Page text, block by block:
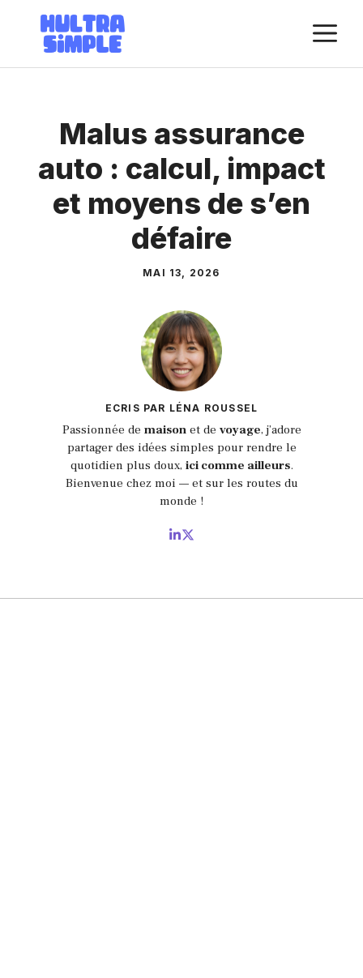
contenu
Malus assurance
auto : calcul, impact
et moyens de s’en
défaire
MAI 13, 2026
ECRIS PAR LÉNA ROUSSEL
Passionnée de maisonet de voyage, j’adore
partager des idées simples pour rendre le
quotidien plus doux, ici comme ailleurs.
Bienvenue chez moi — et sur les routes du
monde !